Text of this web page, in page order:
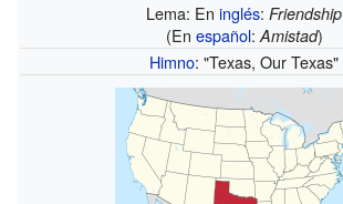
Lema: Eninglés:Friendship
(En español:Amistad)
Himno: "Texas, Our Texas"